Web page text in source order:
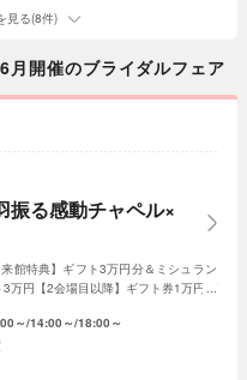
見る(8件)
開催のブライダルフェア
振る感動チャペル×
館特典】ギフト3万円分＆ミシュラン
万円【2会場目以降】ギフト券1万円プ
～ 14:00～ 18:00～